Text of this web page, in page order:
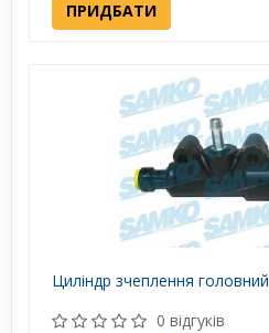
ПРИДБАТИ
Циліндр зчеплення головний
0 відгуків